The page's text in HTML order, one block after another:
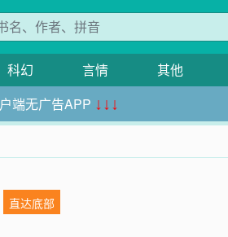
科幻 言情 其他
端无广告APP ↓↓↓
直达底部